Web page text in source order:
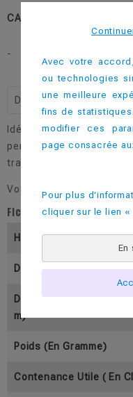
CATEGORIES:
-
Description
Idéal pour les boissons
permet de déguster
tranquillité.
Vos clients n'ont pas fini
Fiche technique
Hauteur (En Mm)
Diamètre Inférieur (En
Diamètre Supérieur (En
M)
Poids (En Gramme)
Contenance Utile ( En
Avec votre
ou technologies
une meilleure
fins de
modifier ces
page consacrée
Pour plus
cliquer sur le lien «
En